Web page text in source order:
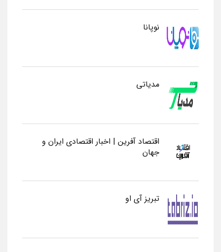
نوپانا
مدیاتی
اقتصاد آفرین | اخبار اقتصادی ایران و
جهان
تبریز آی او